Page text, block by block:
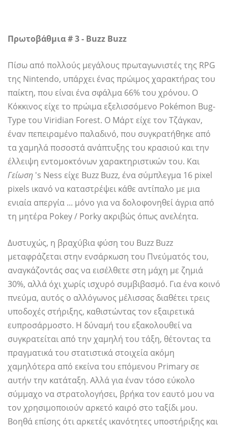
Πρωτοβάθμια # 3 - Buzz Buzz
Πίσω από πολλούς μεγάλους πρωταγωνιστές της RPG
της Nintendo, υπάρχει ένας πρώιμος χαρακτήρας του
παίκτη, που είναι ένα σφάλμα 66% του χρόνου. Ο
Κόκκινος είχε το πρώιμα εξελισσόμενο Pokémon Bug-
Type του Viridian Forest. Ο Μάρτ είχε τον Τζάγκαν,
έναν πεπειραμένο παλαδινό, που συγκρατήθηκε από
τα χαμηλά ποσοστά ανάπτυξης του κρασιού και την
έλλειψη εντομοκτόνων χαρακτηριστικών του. Και
Γείωση 's Ness είχε Buzz Buzz, ένα σύμπλεγμα 16 pixel
pixels ικανό να καταστρέψει κάθε αντίπαλο με μια
ενιαία απεργία ... μόνο για να δολοφονηθεί άγρια ​​από
τη μητέρα Pokey / Porky ακριβώς όπως ανελέητα.
Δυστυχώς, η βραχύβια φύση του Buzz Buzz
μεταφράζεται στην ενσάρκωση του Πνεύματός του,
αναγκάζοντάς σας να εισέλθετε στη μάχη με ζημιά
30%, αλλά όχι χωρίς ισχυρό συμβιβασμό. Για ένα κοινό
πνεύμα, αυτός ο αλλόγωνος μέλισσας διαθέτει τρεις
υποδοχές στήριξης, καθιστώντας τον εξαιρετικά
ευπροσάρμοστο. Η δύναμή του εξακολουθεί να
συγκρατείται από την χαμηλή του τάξη, θέτοντας τα
πραγματικά του στατιστικά στοιχεία ακόμη
χαμηλότερα από εκείνα του επόμενου Primary σε
αυτήν την κατάταξη. Αλλά για έναν τόσο εύκολο
σύμμαχο να στρατολογήσει, βρήκα τον εαυτό μου να
τον χρησιμοποιούν αρκετό καιρό στο ταξίδι μου.
Βοηθά επίσης ότι αρκετές ικανότητες υποστήριξης και